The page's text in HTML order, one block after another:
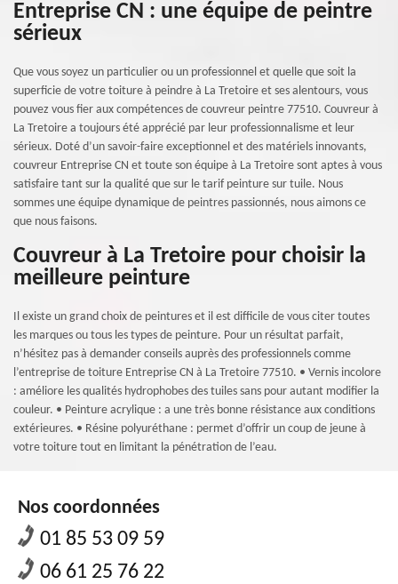
Entreprise CN : une équipe de peintre
sérieux
Que vous soyez un particulier ou un professionnel et quelle que soit la
superficie de votre toiture à peindre à La Tretoire et ses alentours, vous
pouvez vous fier aux compétences de couvreur peintre 77510. Couvreur à
La Tretoire a toujours été apprécié par leur professionnalisme et leur
sérieux. Doté d’un savoir-faire exceptionnel et des matériels innovants,
couvreur Entreprise CN et toute son équipe à La Tretoire sont aptes à vous
satisfaire tant sur la qualité que sur le tarif peinture sur tuile. Nous
sommes une équipe dynamique de peintres passionnés, nous aimons ce
que nous faisons.
Couvreur à La Tretoire pour choisir la
meilleure peinture
Il existe un grand choix de peintures et il est difficile de vous citer toutes
les marques ou tous les types de peinture. Pour un résultat parfait,
n’hésitez pas à demander conseils auprès des professionnels comme
l’entreprise de toiture Entreprise CN à La Tretoire 77510. • Vernis incolore
: améliore les qualités hydrophobes des tuiles sans pour autant modifier la
couleur. • Peinture acrylique : a une très bonne résistance aux conditions
extérieures. • Résine polyuréthane : permet d’offrir un coup de jeune à
votre toiture tout en limitant la pénétration de l’eau.
Nos coordonnées
01 85 53 09 59
06 61 25 76 22